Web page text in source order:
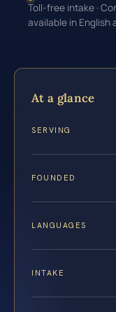
Toll-free intake ·
available in English
At a glance
SERVING
FOUNDED
LANGUAGES
INTAKE